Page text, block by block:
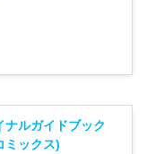
ルガイドブック
ミックス)